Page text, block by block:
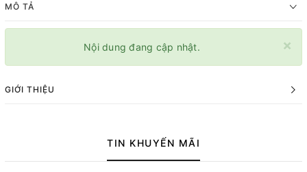
MÔ TẢ
×
Nội dung đang cập nhật.
GIỚI THIỆU
TIN KHUYẾN MÃI